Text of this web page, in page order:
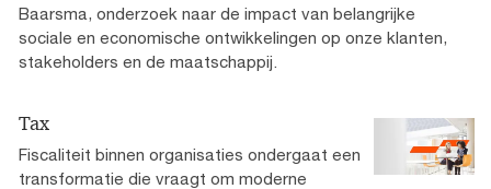
Baarsma, onderzoek naar de impact van belangrijke
sociale en economische ontwikkelingen op onze klanten,
stakeholders en de maatschappij.
Tax
Fiscaliteit binnen organisaties ondergaat een
transformatie die vraagt om moderne